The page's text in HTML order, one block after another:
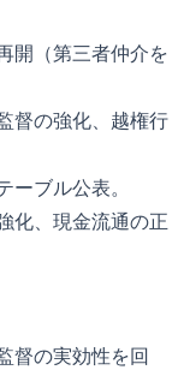
開（第三者仲介を
督の強化、越権行
ブル公表。
化、現金流通の正
督の実効性を回